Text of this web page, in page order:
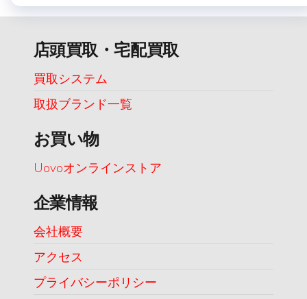
店頭買取・宅配買取
買取システム
取扱ブランド一覧
お買い物
Uovoオンラインストア
企業情報
会社概要
アクセス
プライバシーポリシー